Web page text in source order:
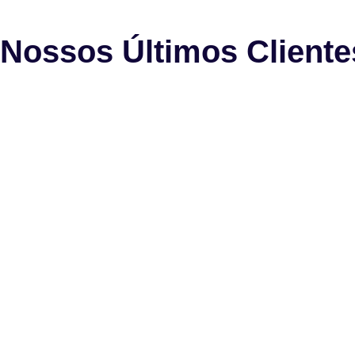
Nossos Últimos